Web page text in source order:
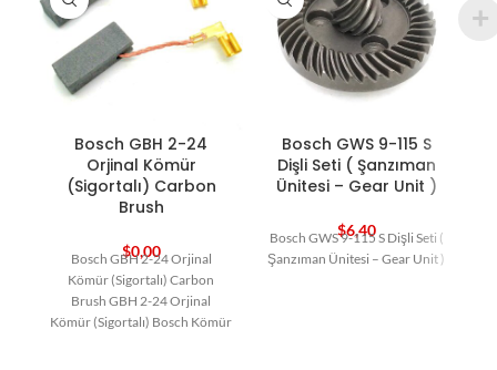
Bosch GBH 2-24
Orjinal Kömür
(Sigortalı) Carbon
Brush
$0,00
Bosch GBH 2-24 Orjinal
Kömür (Sigortalı) Carbon
Brush GBH 2-24 Orjinal
Kömür (Sigortalı) Bosch Kömür
Bosch GWS 9-115 S
Dişli Seti ( Şanzıman
Ünitesi – Gear Unit )
$6,40
Bosch GWS 9-115 S Dişli Seti (
Şanzıman Ünitesi – Gear Unit )